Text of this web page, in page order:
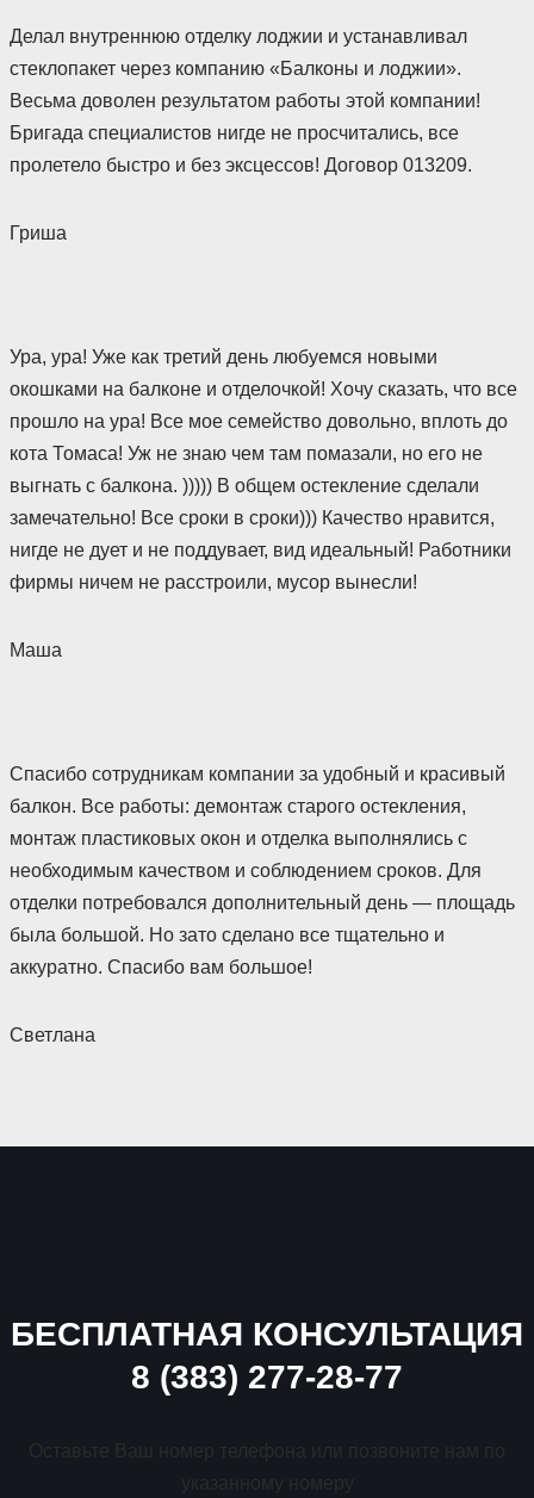
Делал внутреннюю отделку лоджии и устанавливал
стеклопакет через компанию «Балконы и лоджии».
Весьма доволен результатом работы этой компании!
Бригада специалистов нигде не просчитались, все
пролетело быстро и без эксцессов! Договор 013209.
Гриша
Ура, ура! Уже как третий день любуемся новыми
окошками на балконе и отделочкой! Хочу сказать, что все
прошло на ура! Все мое семейство довольно, вплоть до
кота Томаса! Уж не знаю чем там помазали, но его не
выгнать с балкона. ))))) В общем остекление сделали
замечательно! Все сроки в сроки))) Качество нравится,
нигде не дует и не поддувает, вид идеальный! Работники
фирмы ничем не расстроили, мусор вынесли!
Маша
Спасибо сотрудникам компании за удобный и красивый
балкон. Все работы: демонтаж старого остекления,
монтаж пластиковых окон и отделка выполнялись с
необходимым качеством и соблюдением сроков. Для
отделки потребовался дополнительный день — площадь
была большой. Но зато сделано все тщательно и
аккуратно. Спасибо вам большое!
Светлана
БЕСПЛАТНАЯ КОНСУЛЬТАЦИЯ
8 (383) 277-28-77
Оставьте Ваш номер телефона или позвоните нам по
указанному номеру